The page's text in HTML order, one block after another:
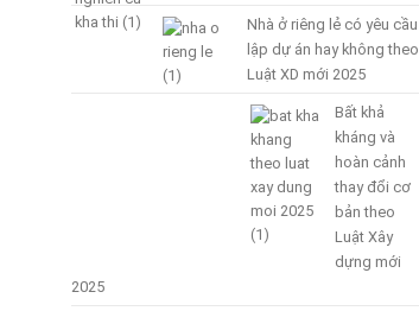
Nhà ở riêng lẻ có yêu cầu
lập dự án hay không theo
Luật XD mới 2025
Bất khả
kháng và
hoàn cảnh
thay đổi cơ
bản theo
Luật Xây
dựng mới
2025